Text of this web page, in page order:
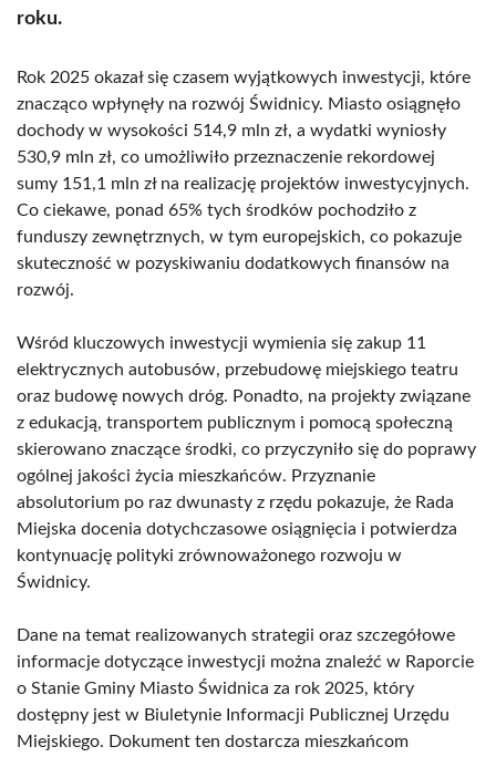
roku.
Rok 2025 okazał się czasem wyjątkowych inwestycji, które
znacząco wpłynęły na rozwój Świdnicy. Miasto osiągnęło
dochody w wysokości 514,9 mln zł, a wydatki wyniosły
530,9 mln zł, co umożliwiło przeznaczenie rekordowej
sumy 151,1 mln zł na realizację projektów inwestycyjnych.
Co ciekawe, ponad 65% tych środków pochodziło z
funduszy zewnętrznych, w tym europejskich, co pokazuje
skuteczność w pozyskiwaniu dodatkowych finansów na
rozwój.
Wśród kluczowych inwestycji wymienia się zakup 11
elektrycznych autobusów, przebudowę miejskiego teatru
oraz budowę nowych dróg. Ponadto, na projekty związane
z edukacją, transportem publicznym i pomocą społeczną
skierowano znaczące środki, co przyczyniło się do poprawy
ogólnej jakości życia mieszkańców. Przyznanie
absolutorium po raz dwunasty z rzędu pokazuje, że Rada
Miejska docenia dotychczasowe osiągnięcia i potwierdza
kontynuację polityki zrównoważonego rozwoju w
Świdnicy.
Dane na temat realizowanych strategii oraz szczegółowe
informacje dotyczące inwestycji można znaleźć w Raporcie
o Stanie Gminy Miasto Świdnica za rok 2025, który
dostępny jest w Biuletynie Informacji Publicznej Urzędu
Miejskiego. Dokument ten dostarcza mieszkańcom